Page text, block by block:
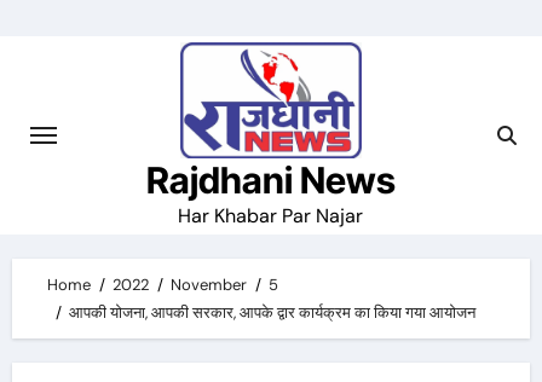
Rajdhani News
Har Khabar Par Najar
Home 2022 November
5
आपकी योजना, आपकी सरकार, आपके द्वार कार्यक्रम का किया गया आयोजन